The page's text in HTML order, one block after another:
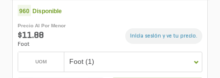
960 Disponible
Precio Al Por Menor
$11.88
Foot
Inicia sesión y ve tu precio.
UOM Foot (1)